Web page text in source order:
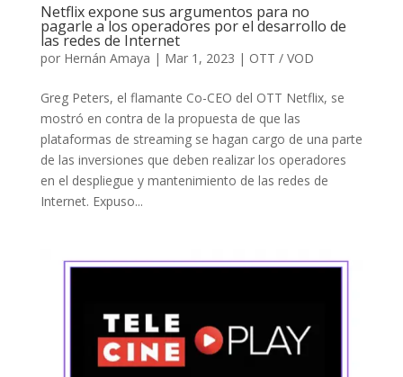
Netflix expone sus argumentos para no
pagarle a los operadores por el desarrollo de
las redes de Internet
por Hernán Amaya | Mar 1, 2023 | OTT / VOD
Greg Peters, el flamante Co-CEO del OTT Netflix, se
mostró en contra de la propuesta de que las
plataformas de streaming se hagan cargo de una parte
de las inversiones que deben realizar los operadores
en el despliegue y mantenimiento de las redes de
Internet. Expuso...